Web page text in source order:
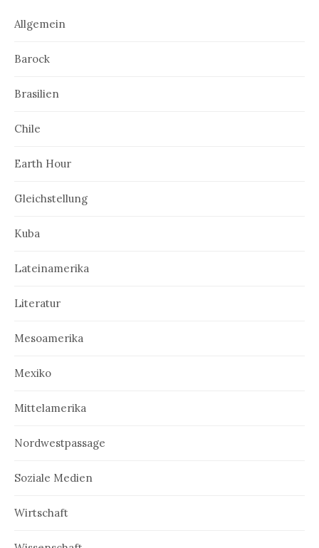
Allgemein
Barock
Brasilien
Chile
Earth Hour
Gleichstellung
Kuba
Lateinamerika
Literatur
Mesoamerika
Mexiko
Mittelamerika
Nordwestpassage
Soziale Medien
Wirtschaft